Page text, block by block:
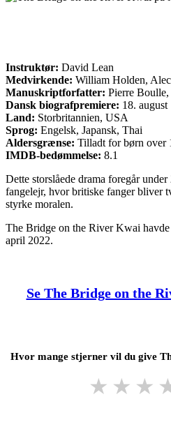
Instruktør: David Lean
Medvirkende: William Holden,
Manuskriptforfatter: Pierre
Dansk biografpremiere: 18. august
Land: Storbritannien, USA
Sprog: Engelsk, Japansk, Thai
Aldersgrænse: Tilladt for børn over
IMDB-bedømmelse: 8.1
Dette storslåede drama foregår
fangelejr, hvor britiske fanger bliver
styrke moralen.
The Bridge on the River Kwai
april 2022.
Se The Bridge on the
Hvor mange stjerner vil du give
★ ★ ★